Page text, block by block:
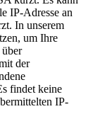
IP-Adresse an
In unserem
um Ihre
der
findet keine
IP-